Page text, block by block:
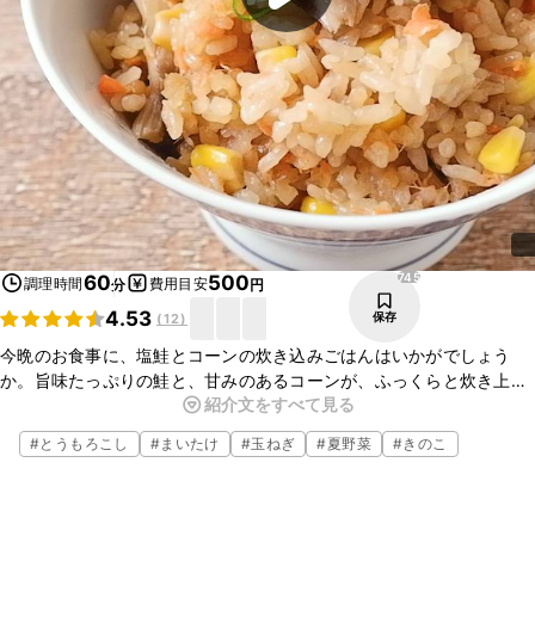
調理時間60分 費用目安500円
4.53 (12)
745
保存
今晩のお食事に、塩鮭とコーンの炊き込みごはんはいかがでしょう
か。旨味たっぷりの鮭と、甘みのあるコーンが、ふっくらと炊き上
がったバターが香るごはんによく合い、おにぎりにしても、とてもお
いしいですよ。ぜひお試しくださいね。
紹介文をすべて見る
#とうもろこし #まいたけ #玉ねぎ #夏野菜 #きのこ